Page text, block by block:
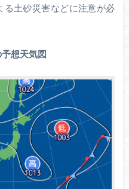
る土砂災害などに注意が必
想天気図